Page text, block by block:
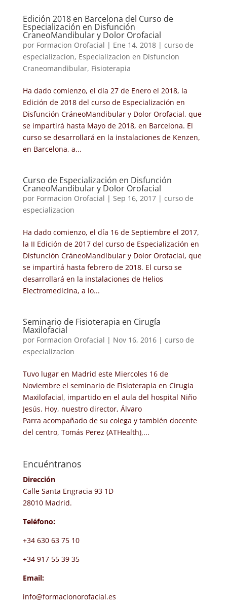
Edición 2018 en Barcelona del Curso de
Especialización en Disfunción
CraneoMandibular y Dolor Orofacial
por Formacion Orofacial | Ene 14, 2018| curso de
especializacion, Especializacion en Disfuncion
Craneomandibular, Fisioterapia
Ha dado comienzo, el día 27 de Enero el 2018, la
Edición de 2018 del curso de Especialización en
Disfunción CráneoMandibular y Dolor Orofacial, que
se impartirá hasta Mayo de 2018, en Barcelona. El
curso se desarrollará en la instalaciones de Kenzen,
en Barcelona, a...
Curso de Especialización en Disfunción
CraneoMandibular y Dolor Orofacial
por Formacion Orofacial | Sep 16, 2017| curso de
especializacion
Ha dado comienzo, el día 16 de Septiembre el 2017,
la II Edición de 2017 del curso de Especialización en
Disfunción CráneoMandibular y Dolor Orofacial, que
se impartirá hasta febrero de 2018. El curso se
desarrollará en la instalaciones de Helios
Electromedicina, a lo...
Seminario de Fisioterapia en Cirugía
Maxilofacial
por Formacion Orofacial | Nov 16, 2016| curso de
especializacion
Tuvo lugar en Madrid este Miercoles 16 de
Noviembre el seminario de Fisioterapia en Cirugia
Maxilofacial, impartido en el aula del hospital Niño
Jesús. Hoy, nuestro director, Álvaro
Parra acompañado de su colega y también docente
del centro, Tomás Perez (ATHealth),...
Encuéntranos
Dirección
Calle Santa Engracia 93 1D
28010 Madrid.
Teléfono:
+34 630 63 75 10
+34 917 55 39 35
Email:
info@formacionorofacial.es